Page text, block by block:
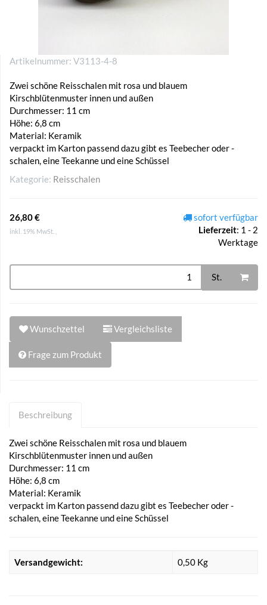
Artikelnummer: V3113-4-8
Zwei schöne Reisschalen mit rosa und blauem
Kirschblütenmuster innen und außen
Durchmesser: 11 cm
Höhe: 6,8 cm
Material: Keramik
verpackt im Karton passend dazu gibt es Teebecher oder -
schalen, eine Teekanne und eine Schüssel
Kategorie: Reisschalen
26,80 €
inkl. 19% MwSt. ,
sofort verfügbar
Lieferzeit: 1 - 2
Werktage
St.
Wunschzettel Vergleichsliste
Frage zum Produkt
Beschreibung
Zwei schöne Reisschalen mit rosa und blauem
Kirschblütenmuster innen und außen
Durchmesser: 11 cm
Höhe: 6,8 cm
Material: Keramik
verpackt im Karton passend dazu gibt es Teebecher oder -
schalen, eine Teekanne und eine Schüssel
Versandgewicht: 0,50 Kg